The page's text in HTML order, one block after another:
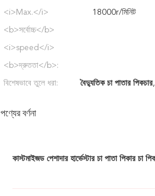
<i>Max.</i>
<b>সর্বোচ্চ</b>
<i>speed</i>
<b>দ্রুততা</b>:
18000r/মিনিট
বিশেষভাবে তুলে ধরা: বৈদ্যুতিক চা পাতার পিকচার,
পণ্যের বর্ণনা
কাস্টমাইজড পেশাদার হার্ভেস্টার চা পাতা পিকার চা